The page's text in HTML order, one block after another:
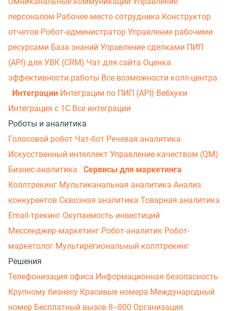
персоналом Рабочее место сотрудника Конструктор
отчетов Робот-администратор Управление рабочими
ресурсами База знаний Управление сделками ПИП
(API) для УВК (CRM) Чат для сайта Оценка
эффективности работы Все возможности колл-центра
Интеграции Интеграции по ПИП (API) Вебхуки
Интеграция с 1С Все интеграции
Роботы и аналитика
Голосовой робот Чат-бот Речевая аналитика
Искусственный интеллект Управление качеством (QM)
Бизнес-аналитика
Сервисы для маркетинга
Коллтрекинг Мультиканальная аналитика Анализ
конкурентов Сквозная аналитика Товарная аналитика
Email-трекинг Окупаемость инвестиций
Мессенджер‑маркетинг Робот-аналитик Робот-
маркетолог Мультирегиональный коллтрекинг
Решения
Телефонизация офиса Информационная безопасность
Крупному бизнесу Красивые номера Международный
номер Бесплатный вызов 8−800 Организация